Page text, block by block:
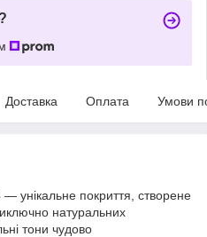
Доставка Оплата Умови
— унікальне покриття, створене
натуральних
тони чудово